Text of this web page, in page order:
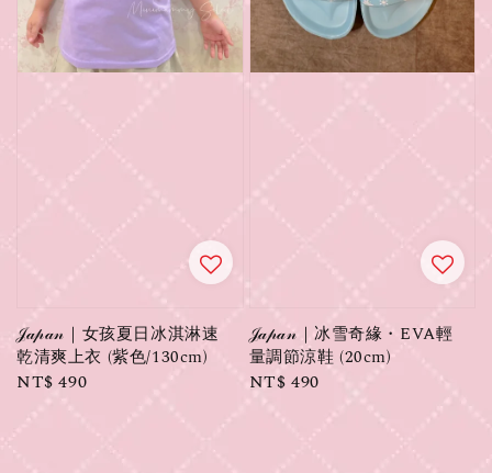
𝒥𝒶𝓅𝒶𝓃｜女孩夏日冰淇淋速
乾清爽上衣 (紫色/130cm)
Regular
NT$ 490
𝒥𝒶𝓅𝒶𝓃｜冰雪奇緣・EVA輕
量調節涼鞋 (20cm)
Regular
NT$ 490